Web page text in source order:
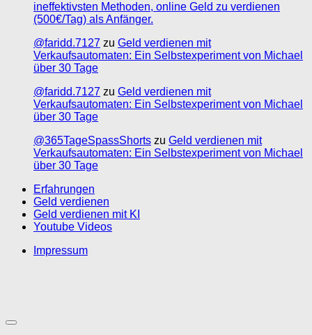
ineffektivsten Methoden, online Geld zu verdienen
(500€/Tag) als Anfänger.
@faridd.7127 zu Geld verdienen mit
Verkaufsautomaten: Ein Selbstexperiment von Michael
über 30 Tage
@faridd.7127 zu Geld verdienen mit
Verkaufsautomaten: Ein Selbstexperiment von Michael
über 30 Tage
@365TageSpassShorts zu Geld verdienen mit
Verkaufsautomaten: Ein Selbstexperiment von Michael
über 30 Tage
Erfahrungen
Geld verdienen
Geld verdienen mit KI
Youtube Videos
Impressum